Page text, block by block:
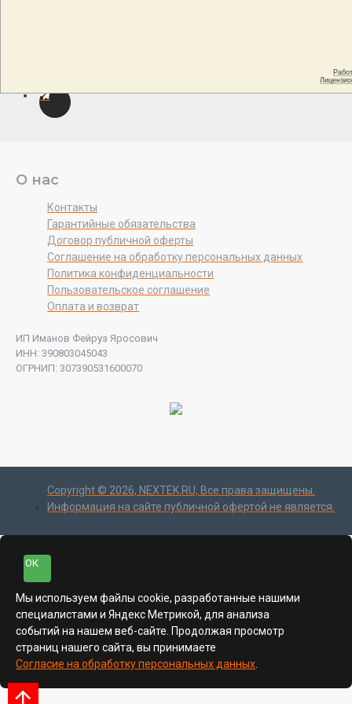
О нас
Контакты
Гарантийные обязательства
Договор публичной оферты
Соглашение на обработку персональных данных
Политика конфиденциальности
Пользовательское соглашение
Оплата и возврат
ИП Иманов Фейруз Яросович
ИНН: 390803045043
ОГРНИП: 307390531600070
Copyright © 2026, NEXTEK.RU, Все права защищены.
Информация на сайте публичной офертой не является.
ОК
Мы используем файлы cookie, разработанные нашими
специалистами и Яндекс Метрикой, для анализа
событий на нашем веб-сайте. Продолжая просмотр
страниц нашего сайта, вы принимаете
Согласие на обработку персональных данных.